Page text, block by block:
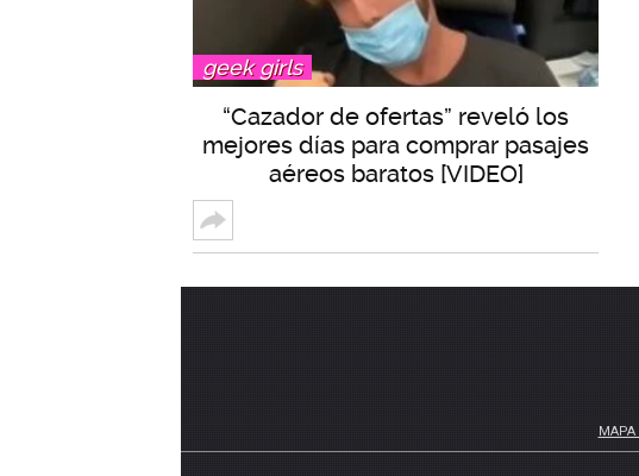
geek girls
“Cazador de ofertas” reveló los
mejores días para comprar pasajes
aéreos baratos [VIDEO]
MAPA